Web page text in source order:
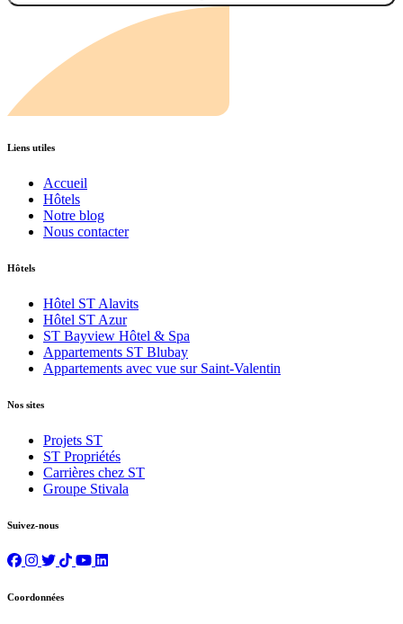
Liens utiles
Accueil
Hôtels
Notre blog
Nous contacter
Hôtels
Hôtel ST Alavits
Hôtel ST Azur
ST Bayview Hôtel & Spa
Appartements ST Blubay
Appartements avec vue sur Saint-Valentin
Nos sites
Projets ST
ST Propriétés
Carrières chez ST
Groupe Stivala
Suivez-nous
Coordonnées